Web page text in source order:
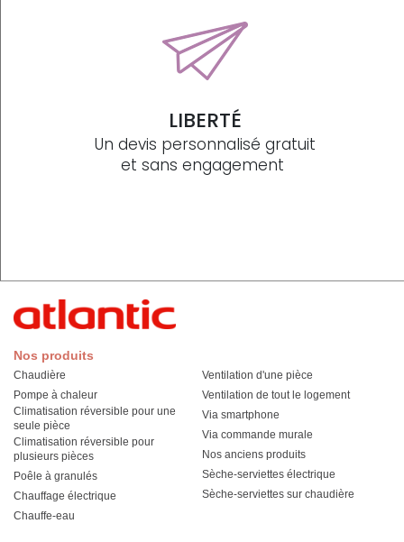
LIBERTÉ
Un devis personnalisé gratuit
et sans engagement
Nos produits
Chaudière
Pompe à chaleur
Climatisation réversible pour une
seule pièce
Climatisation réversible pour
plusieurs pièces
Poêle à granulés
Chauffage électrique
Chauffe-eau
Ventilation d'une pièce
Ventilation de tout le logement
Via smartphone
Via commande murale
Nos anciens produits
Sèche-serviettes électrique
Sèche-serviettes sur chaudière